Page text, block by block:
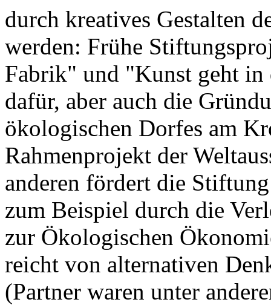
durch kreatives Gestalten
werden: Frühe
Fabrik" und "Kunst geht
dafür, aber auch die
ökologischen Dorfes am
Rahmenprojekt der
anderen fördert die
zum Beispiel durch die
zur Ökologischen
reicht von alternativen
(Partner waren unter